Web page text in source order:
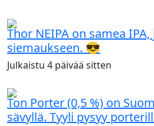
Thor NEIPA on samea
siemaukseen. 😎
Julkaistu 4 päivää sitten
Ton Porter (0,5 %) on
sävyllä. Tyyli pysyy